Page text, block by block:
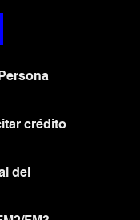
crédito
del
crédito
del